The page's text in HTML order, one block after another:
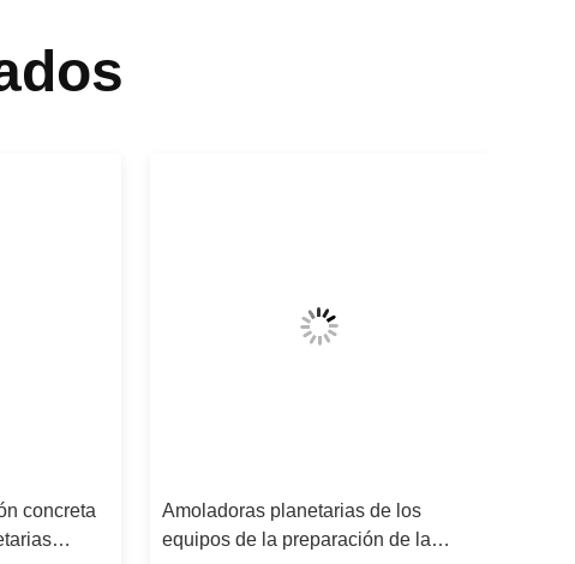
concreta
Amoladoras planetarias de los
equipos de la preparación de la